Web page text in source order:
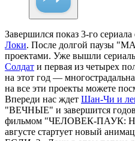
Завершился показ 3-го
Локи. После долгой паузы
проектами. Уже вышли
Солдат и первая из четырех
на этот год —
на все эти проекты можете
Впереди нас ждет Шан-Чи и
"ВЕЧНЫЕ" и завершится
фильмом "ЧЕЛОВЕК-ПАУК:
августе стартует новый